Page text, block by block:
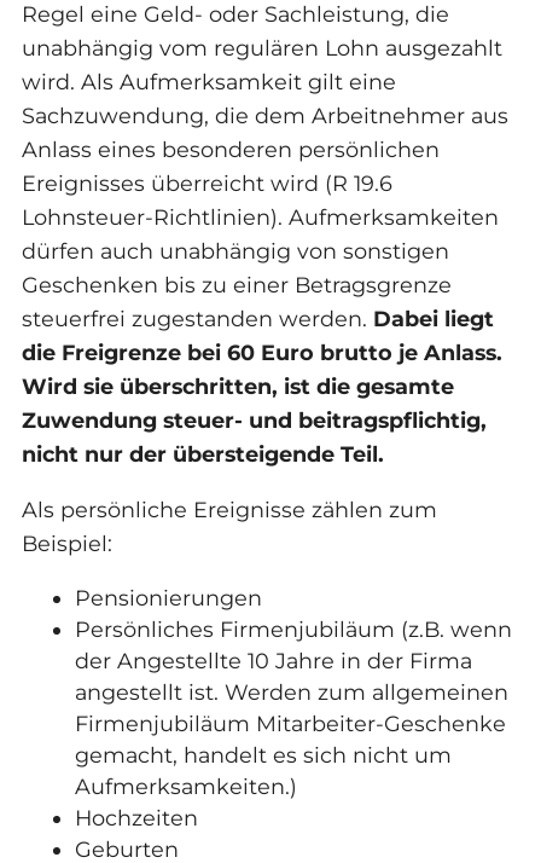
Regel eine Geld- oder Sachleistung, die
unabhängig vom regulären Lohn ausgezahlt
wird. Als Aufmerksamkeit gilt eine
Sachzuwendung, die dem Arbeitnehmer aus
Anlass eines besonderen persönlichen
Ereignisses überreicht wird (R 19.6
Lohnsteuer-Richtlinien). Aufmerksamkeiten
dürfen auch unabhängig von sonstigen
Geschenken bis zu einer Betragsgrenze
steuerfrei zugestanden werden. Dabei liegt
die Freigrenze bei 60 Euro brutto je Anlass.
Wird sie überschritten, ist die gesamte
Zuwendung steuer- und beitragspflichtig,
nicht nur der übersteigende Teil.
Als persönliche Ereignisse zählen zum
Beispiel:
Pensionierungen
Persönliches Firmenjubiläum (z.B. wenn
der Angestellte 10 Jahre in der Firma
angestellt ist. Werden zum allgemeinen
Firmenjubiläum Mitarbeiter-Geschenke
gemacht, handelt es sich nicht um
Aufmerksamkeiten.)
Hochzeiten
Geburten